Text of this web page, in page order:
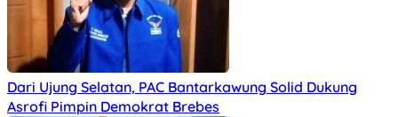
Dari Ujung Selatan, PAC Bantarkawung Solid Dukung
Asrofi Pimpin Demokrat Brebes